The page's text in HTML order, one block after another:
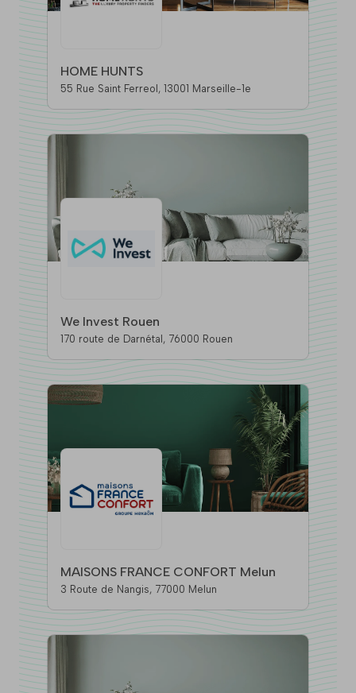
HOME HUNTS
55 Rue Saint Ferreol, 13001 Marseille-1e
We Invest Rouen
170 route de Darnétal, 76000 Rouen
MAISONS FRANCE CONFORT Melun
3 Route de Nangis, 77000 Melun